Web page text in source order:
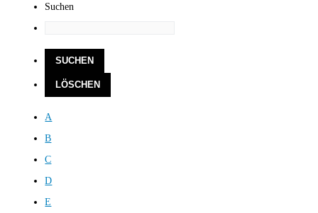
Suchen
A
B
C
D
E